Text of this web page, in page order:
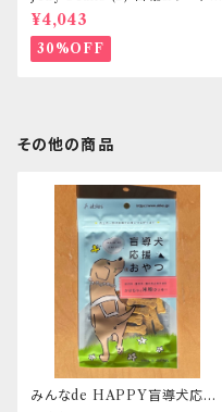
ット _ 小型犬・小柄な中型犬向
き _ フントヒュッテオリジナル
¥4,043
30%OFF
その他の商品
みんなde HAPPY盲導犬応援